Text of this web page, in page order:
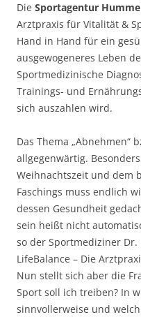
Die Sportagentur
Arztpraxis für Vitalität &
Hand in Hand für ein
ausgewogeneres Leben
Sportmedizinische
Trainings- und
sich auszahlen wird.
Das Thema „Abnehmen“
allgegenwärtig.
Weihnachtszeit und dem
Faschings muss endlich
dessen Gesundheit
sein heißt nicht
so der Sportmediziner
LifeBalance – Die
Nun stellt sich aber die
Sport soll ich treiben? In
sinnvollerweise und